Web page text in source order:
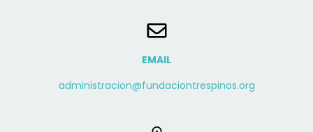
EMAIL
administracion@fundaciontrespinos.org